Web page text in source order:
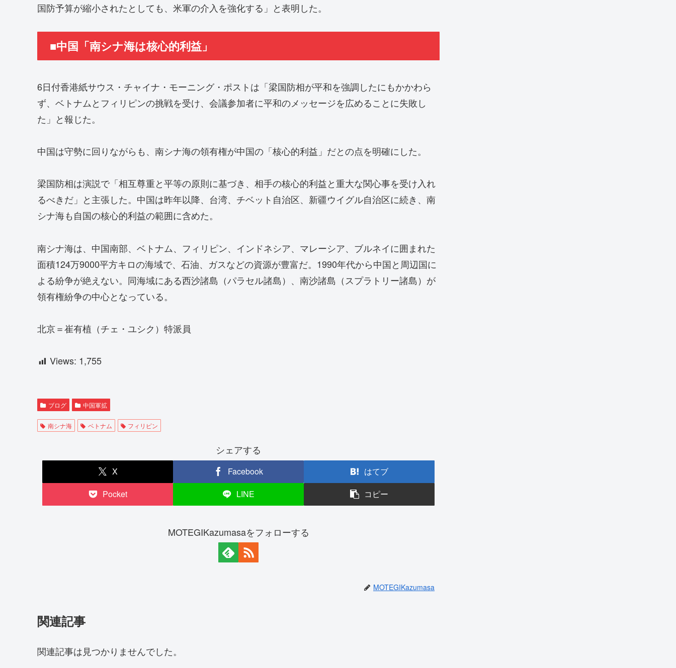
国防予算が縮小されたとしても、米軍の介入を強化する」と表明した。
■中国「南シナ海は核心的利益」
6日付香港紙サウス・チャイナ・モーニング・ポストは「梁国防相が平和を強調したにもかかわら
ず、ベトナムとフィリピンの挑戦を受け、会議参加者に平和のメッセージを広めることに失敗し
た」と報じた。
中国は守勢に回りながらも、南シナ海の領有権が中国の「核心的利益」だとの点を明確にした。
梁国防相は演説で「相互尊重と平等の原則に基づき、相手の核心的利益と重大な関心事を受け入れ
るべきだ」と主張した。中国は昨年以降、台湾、チベット自治区、新疆ウイグル自治区に続き、南
シナ海も自国の核心的利益の範囲に含めた。
南シナ海は、中国南部、ベトナム、フィリピン、インドネシア、マレーシア、ブルネイに囲まれた
面積124万9000平方キロの海域で、石油、ガスなどの資源が豊富だ。1990年代から中国と周辺国に
よる紛争が絶えない。同海域にある西沙諸島（パラセル諸島）、南沙諸島（スプラトリー諸島）が
領有権紛争の中心となっている。
北京＝崔有植（チェ・ユシク）特派員
Views: 1,755
ブログ 中国軍拡
南シナ海 ベトナム フィリピン
シェアする
X Facebook
はてブ
Pocket
LINE コピー
MOTEGIKazumasaをフォローする
MOTEGIKazumasa
関連記事
関連記事は見つかりませんでした。